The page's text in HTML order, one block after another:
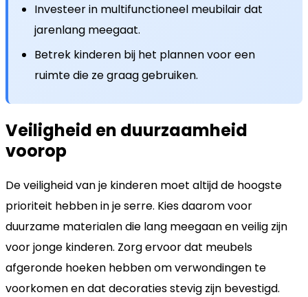
Investeer in multifunctioneel meubilair dat
jarenlang meegaat.
Betrek kinderen bij het plannen voor een
ruimte die ze graag gebruiken.
Veiligheid en duurzaamheid
voorop
De veiligheid van je kinderen moet altijd de hoogste
prioriteit hebben in je serre. Kies daarom voor
duurzame materialen die lang meegaan en veilig zijn
voor jonge kinderen. Zorg ervoor dat meubels
afgeronde hoeken hebben om verwondingen te
voorkomen en dat decoraties stevig zijn bevestigd.